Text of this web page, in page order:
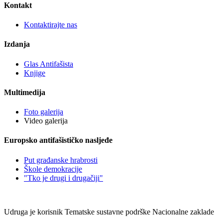
Kontakt
Kontaktirajte nas
Izdanja
Glas Antifašista
Knjige
Multimedija
Foto galerija
Video galerija
Europsko antifašističko nasljeđe
Put građanske hrabrosti
Škole demokracije
"Tko je drugi i drugačiji"
Udruga je korisnik Tematske sustavne podrške Nacionalne zaklade